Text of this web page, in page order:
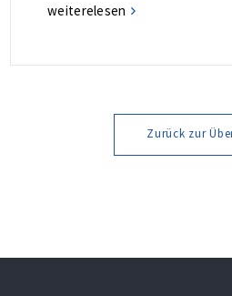
durch seinen charmanten Retro-
weiterelesen
Zurück zur